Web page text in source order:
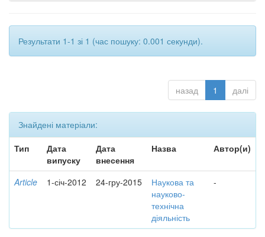
Результати 1-1 зі 1 (час пошуку: 0.001 секунди).
назад 1 далі
Знайдені матеріали:
Тип
Дата
випуску
Дата
внесення
Назва Автор(и)
Article 1-січ-2012 24-гру-2015
Наукова та
науково-
технічна
діяльність
-